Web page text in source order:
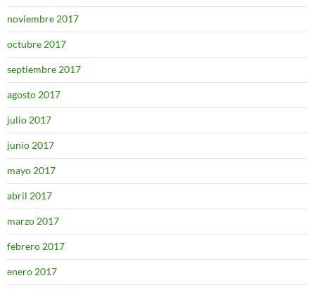
noviembre 2017
octubre 2017
septiembre 2017
agosto 2017
julio 2017
junio 2017
mayo 2017
abril 2017
marzo 2017
febrero 2017
enero 2017